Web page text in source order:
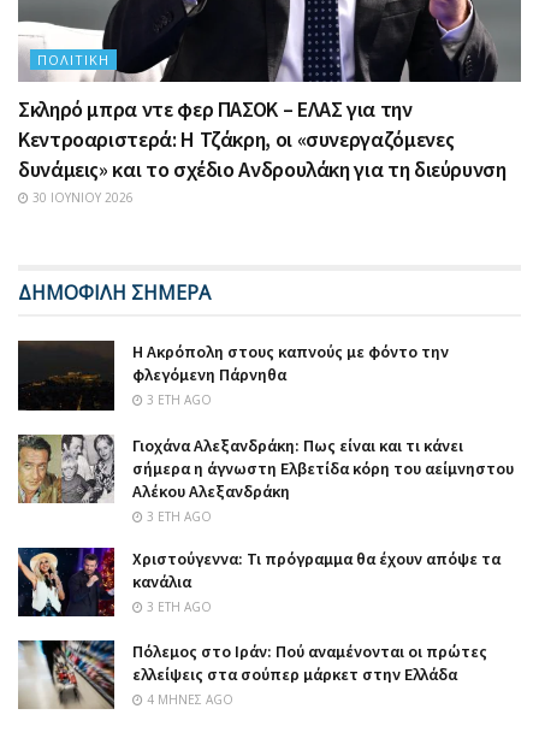
ΠΟΛΙΤΙΚΉ
Σκληρό μπρα ντε φερ ΠΑΣΟΚ – ΕΛΑΣ για την
Κεντροαριστερά: Η Τζάκρη, οι «συνεργαζόμενες
δυνάμεις» και το σχέδιο Ανδρουλάκη για τη διεύρυνση
30 ΙΟΥΝΊΟΥ 2026
ΔΗΜΟΦΙΛΗ ΣΗΜΕΡΑ
Η Ακρόπολη στους καπνούς με φόντο την
φλεγόμενη Πάρνηθα
3 ΈΤΗ AGO
Γιοχάνα Αλεξανδράκη: Πως είναι και τι κάνει
σήμερα η άγνωστη Ελβετίδα κόρη του αείμνηστου
Αλέκου Αλεξανδράκη
3 ΈΤΗ AGO
Χριστούγεννα: Τι πρόγραμμα θα έχουν απόψε τα
κανάλια
3 ΈΤΗ AGO
Πόλεμος στο Ιράν: Πού αναμένονται οι πρώτες
ελλείψεις στα σούπερ μάρκετ στην Ελλάδα
4 ΜΉΝΕΣ AGO